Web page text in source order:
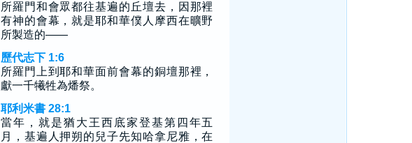
所羅門和會眾都往基遍的丘壇去，因那裡
有神的會幕，就是耶和華僕人摩西在曠野
所製造的——
歷代志下 1:6
所羅門上到耶和華面前會幕的銅壇那裡，
獻一千犧牲為燔祭。
耶利米書 28:1
當年，就是猶大王西底家登基第四年五
月，基遍人押朔的兒子先知哈拿尼雅，在